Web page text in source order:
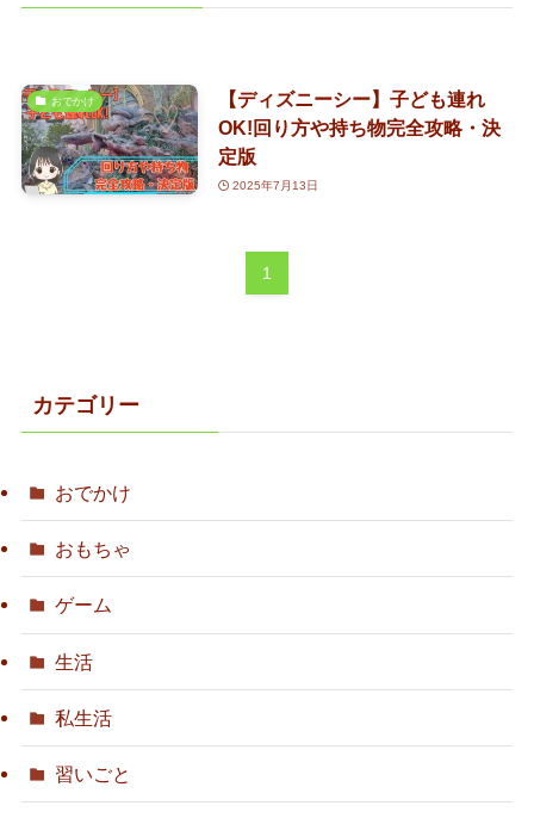
おでかけ
【ディズニーシー】子ども連れ
OK!回り方や持ち物完全攻略・決
定版
2025年7月13日
1
カテゴリー
おでかけ
おもちゃ
ゲーム
生活
私生活
習いごと